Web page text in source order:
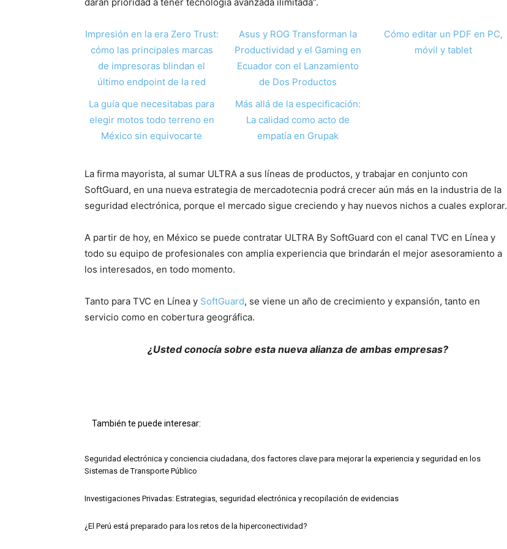
Impresión en la era Zero Trust:
cómo las principales marcas
de impresoras blindan el
último endpoint de la red
Asus y ROG Transforman la
Productividad y el Gaming en
Ecuador con el Lanzamiento
de Dos Productos
Cómo editar un PDF en PC,
móvil y tablet
La guía que necesitabas para
elegir motos todo terreno en
México sin equivocarte
Más allá de la especificación:
La calidad como acto de
empatía en Grupak
La firma mayorista, al sumar ULTRA a sus líneas de productos, y trabajar en conjunto con
SoftGuard, en una nueva estrategia de mercadotecnia podrá crecer aún más en la industria de la
seguridad electrónica, porque el mercado sigue creciendo y hay nuevos nichos a cuales explorar.
A partir de hoy, en México se puede contratar ULTRA By SoftGuard con el canal TVC en Línea y
todo su equipo de profesionales con amplia experiencia que brindarán el mejor asesoramiento a
los interesados, en todo momento.
Tanto para TVC en Línea y SoftGuard, se viene un año de crecimiento y expansión, tanto en
servicio como en cobertura geográfica.
¿Usted conocía sobre esta nueva alianza de ambas empresas?
También te puede interesar:
Seguridad electrónica y conciencia ciudadana, dos factores clave para mejorar la experiencia y seguridad en los
Sistemas de Transporte Público
Investigaciones Privadas: Estrategias, seguridad electrónica y recopilación de evidencias
¿El Perú está preparado para los retos de la hiperconectividad?